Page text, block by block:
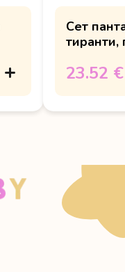
Сет
23.52 €